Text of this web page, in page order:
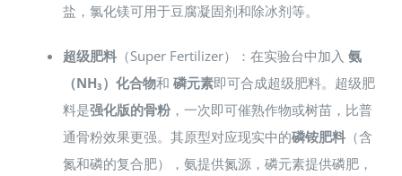
盐，氯化镁可用于豆腐凝固剂和除冰剂等。
超级肥料（Super Fertilizer）：在实验台中加入 氨
（NH₃）化合物和 磷元素即可合成超级肥料。超级肥
料是强化版的骨粉，一次即可催熟作物或树苗，比普
通骨粉效果更强。其原型对应现实中的磷铵肥料（含
氮和磷的复合肥），氨提供氮源，磷元素提供磷肥，